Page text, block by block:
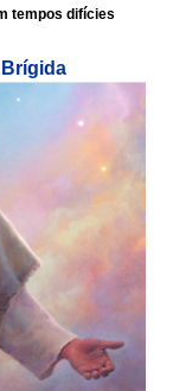
tempos difícies